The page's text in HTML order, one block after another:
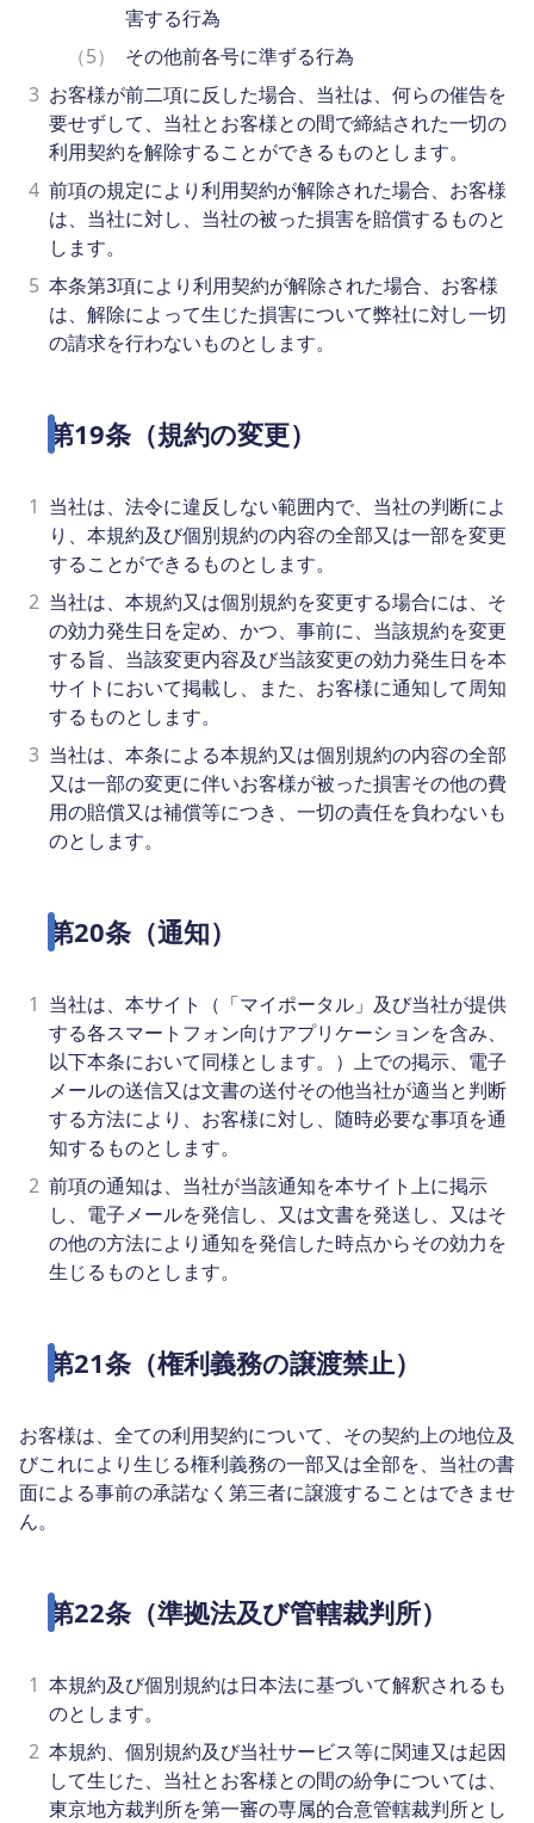
害する行為
（5）
その他前各号に準ずる行為
3 お客様が前二項に反した場合、当社は、何らの催告を
要せずして、当社とお客様との間で締結された一切の
利用契約を解除することができるものとします。
4 前項の規定により利用契約が解除された場合、お客様
は、当社に対し、当社の被った損害を賠償するものと
します。
5 本条第3項により利用契約が解除された場合、お客様
は、解除によって生じた損害について弊社に対し一切
の請求を行わないものとします。
第19条（規約の変更）
1 当社は、法令に違反しない範囲内で、当社の判断によ
り、本規約及び個別規約の内容の全部又は一部を変更
することができるものとします。
2 当社は、本規約又は個別規約を変更する場合には、そ
の効力発生日を定め、かつ、事前に、当該規約を変更
する旨、当該変更内容及び当該変更の効力発生日を本
サイトにおいて掲載し、また、お客様に通知して周知
するものとします。
3 当社は、本条による本規約又は個別規約の内容の全部
又は一部の変更に伴いお客様が被った損害その他の費
用の賠償又は補償等につき、一切の責任を負わないも
のとします。
第20条（通知）
1 当社は、本サイト（「マイポータル」及び当社が提供
する各スマートフォン向けアプリケーションを含み、
以下本条において同様とします。）上での掲示、電子
メールの送信又は文書の送付その他当社が適当と判断
する方法により、お客様に対し、随時必要な事項を通
知するものとします。
2 前項の通知は、当社が当該通知を本サイト上に掲示
し、電子メールを発信し、又は文書を発送し、又はそ
の他の方法により通知を発信した時点からその効力を
生じるものとします。
第21条（権利義務の譲渡禁止）
お客様は、全ての利用契約について、その契約上の地位及
びこれにより生じる権利義務の一部又は全部を、当社の書
面による事前の承諾なく第三者に譲渡することはできませ
ん。
第22条（準拠法及び管轄裁判所）
1 本規約及び個別規約は日本法に基づいて解釈されるも
のとします。
2 本規約、個別規約及び当社サービス等に関連又は起因
して生じた、当社とお客様との間の紛争については、
東京地方裁判所を第一審の専属的合意管轄裁判所とし